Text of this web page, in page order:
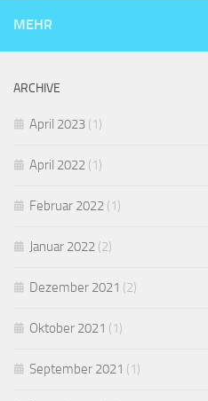
MEHR
ARCHIVE
April 2023 (1)
April 2022 (1)
Februar 2022 (1)
Januar 2022 (2)
Dezember 2021 (2)
Oktober 2021 (1)
September 2021 (1)